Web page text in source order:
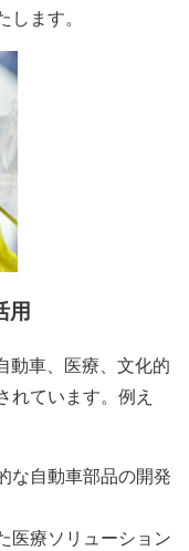
ます。
用
動車、医療、文化的
れています。例え
な自動車部品の開発
医療ソリューション